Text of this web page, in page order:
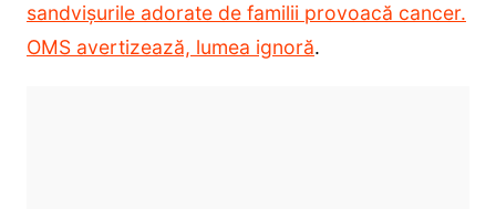
sandvișurile adorate de familii provoacă cancer.
OMS avertizează, lumea ignoră.